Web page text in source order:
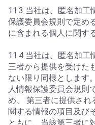
11.3 当社は、匿名加工
保護委員会規則で定め
に含まれる個人に関す
11.4 当社は、匿名加工
三者から提供を受けた
ない限り同様とします
人情報保護委員会規則
め、 第三者に提供され
関する情報の項目及び
ともに、当該第三者に